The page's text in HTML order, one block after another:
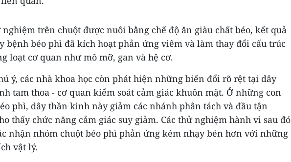
trên chuột được nuôi bằng chế độ ăn giàu chất béo, kết quả
bệnh béo phì đã kích hoạt phản ứng viêm và làm thay đổi cấu trúc
loạt cơ quan như mô mỡ, gan và hệ cơ.
ý, các nhà khoa học còn phát hiện những biến đổi rõ rệt tại dây
tam thoa - cơ quan kiểm soát cảm giác khuôn mặt. Ở những con
phì, dây thần kinh này giảm các nhánh phân tách và đầu tận
thấy chức năng cảm giác suy giảm. Các thử nghiệm hành vi sau đó
nhận nhóm chuột béo phì phản ứng kém nhạy bén hơn với những
vật lý.